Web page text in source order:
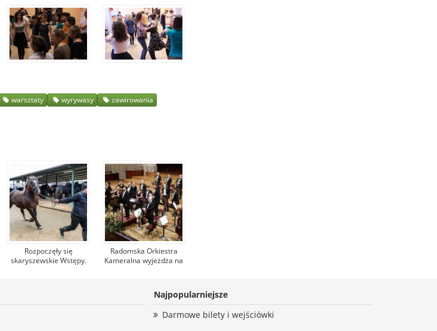
warsztaty wyrywasy zawirowania
Rozpoczęły się
skaryszewskie Wstępy.
Radomska Orkiestra
Kameralna wyjeżdża na
renomowanych salach
koncertowych NiemiecNajpopularniejsze
Darmowe bilety i wejściówki